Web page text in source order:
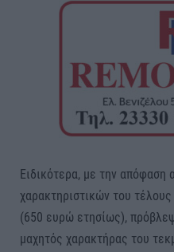
Ειδικότερα, με την απόφαση
χαρακτηριστικών του
(650 ευρώ ετησίως),
μαχητός χαρακτήρας του